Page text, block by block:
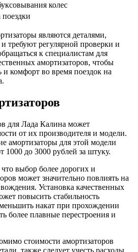
колес
являются деталями,
требуют регулярной проверки и
к специалистам для
амортизаторов, чтобы
и комфорт во время поездок на
для Лада Калина может
от их производителя и модели.
амортизаторы для этой модели
1000 до 3000 рублей за штуку.
выбор более дорогих и
может значительно повлиять на
Установка качественных
повысить стабильность
накат при прохождении
более плавные перестроения и
стоимости амортизаторов
также следует учесть расходы